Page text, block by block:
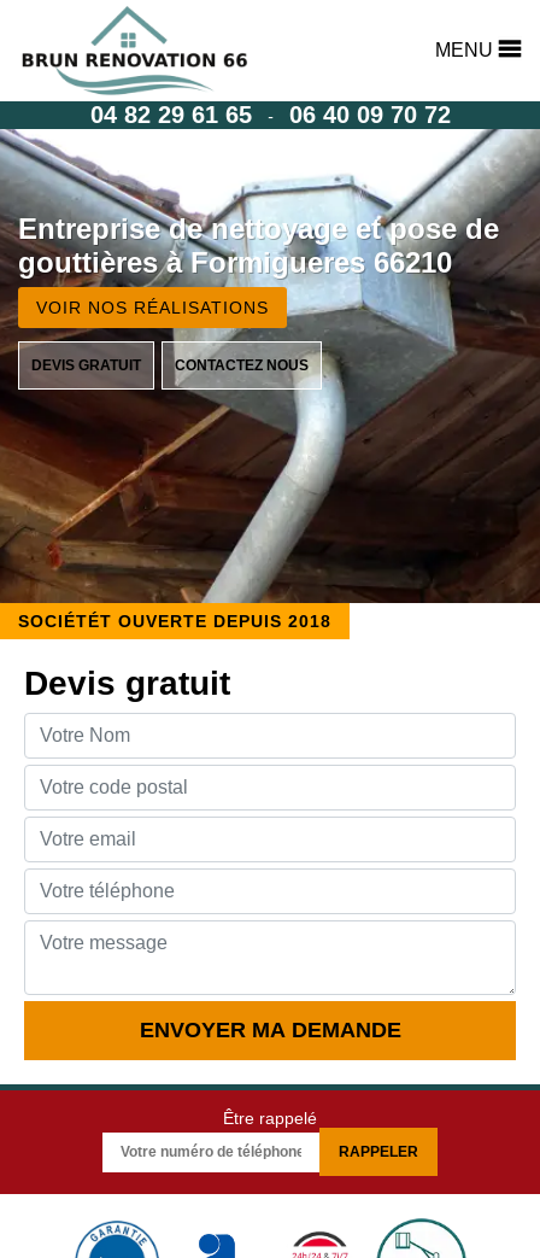
MENU
04 82 29 61 65 - 06 40 09 70 72
Entreprise de nettoyage et pose de
gouttières à Formigueres 66210
VOIR NOS RÉALISATIONS
DEVIS GRATUIT CONTACTEZ NOUS
SOCIÉTÉT OUVERTE DEPUIS 2018
Devis gratuit
Être rappelé